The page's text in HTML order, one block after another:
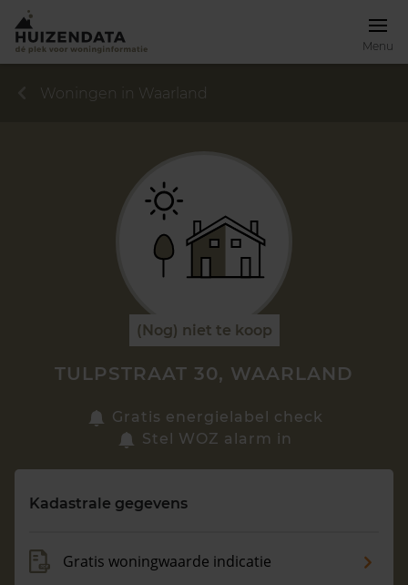
Menu
Zoek een woning
Maandag t/m vrijdag - 08:00 -18:00
Woningen in Waarland
(Nog) niet te koop
TULPSTRAAT 30, WAARLAND
Gratis energielabel check
Stel WOZ alarm in
Kadastrale gegevens
Gratis woningwaarde indicatie